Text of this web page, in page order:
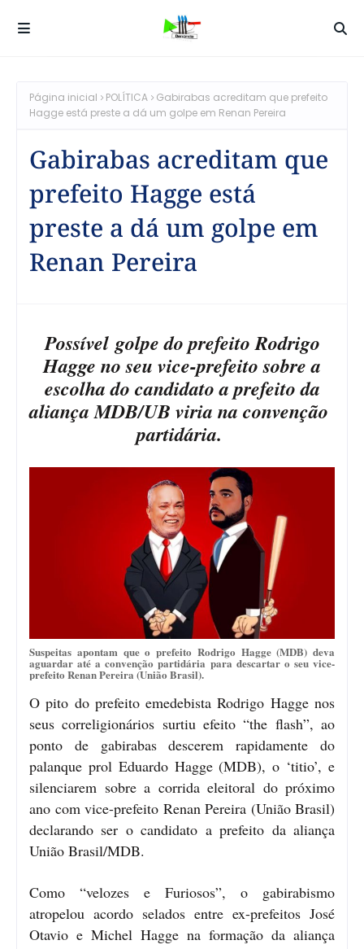
Página inicial POLÍTICA
Gabirabas acreditam que prefeito
Hagge está preste a dá um golpe em Renan Pereira
Gabirabas acreditam que
prefeito Hagge está
preste a dá um golpe em
Renan Pereira
Possívelgolpe do prefeito Rodrigo
Hagge no seu vice-prefeito sobre a
escolha do candidato a prefeito da
aliança MDB/UB viria na convenção
partidária.
Suspeitas apontam que o prefeito Rodrigo Hagge (MDB) deva
aguardar até a convenção partidária para descartar o seu vice-
prefeito Renan Pereira (União Brasil).
O pito do prefeito emedebista Rodrigo Hagge nos
seus correligionários surtiu efeito “the flash”, ao
ponto de gabirabas descerem rapidamente do
palanque prol Eduardo Hagge (MDB), o ‘titio’, e
silenciarem sobre a corrida eleitoral do próximo
ano com vice-prefeito Renan Pereira (União Brasil)
declarando ser o candidato a prefeito da aliança
União Brasil/MDB.
Como “velozes e Furiosos”, o gabirabismo
atropelou acordo selados entre ex-prefeitos José
Otavio e Michel Hagge na formação da aliança